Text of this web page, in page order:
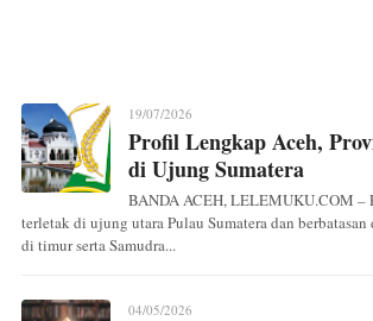
19/07/2026
Profil Lengkap Aceh,
di Ujung Sumatera
BANDA ACEH, LELEMUKU.COM –
terletak di ujung utara Pulau Sumatera dan
di timur serta Samudra...
04/05/2026